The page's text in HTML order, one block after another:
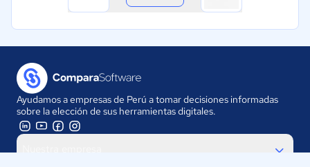
Ayudamos a empresas de Perú a tomar decisiones informadas
sobre la elección de sus herramientas digitales.